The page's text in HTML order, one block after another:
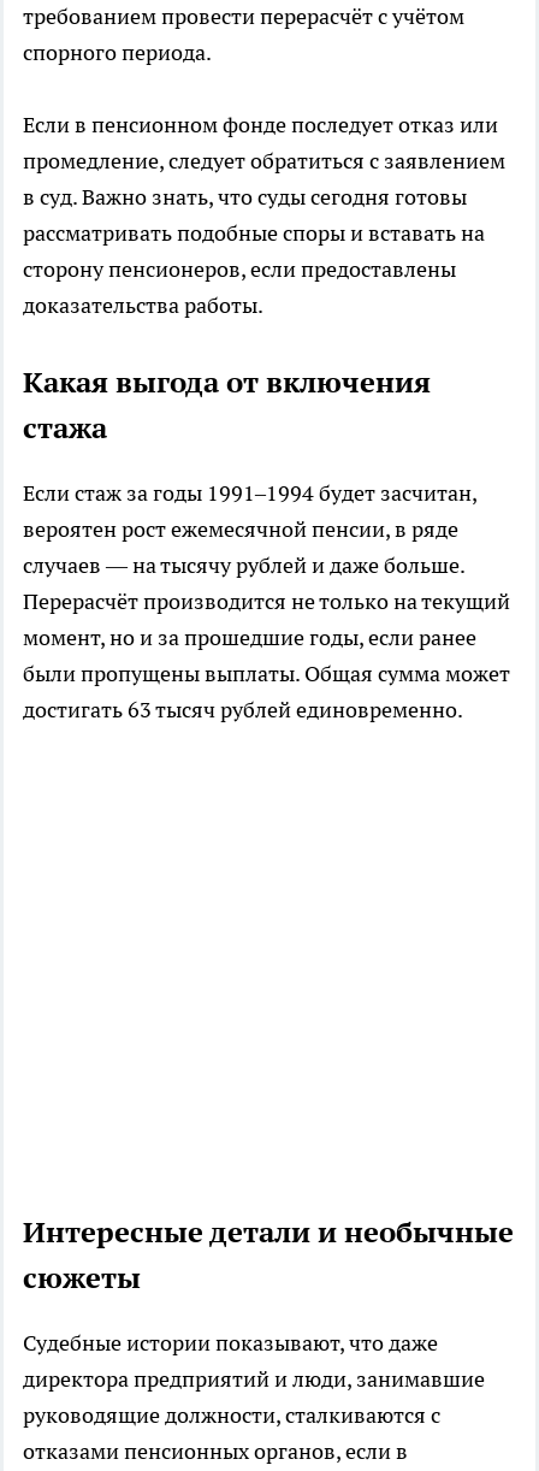
требованием провести перерасчёт с учётом
спорного периода.
Если в пенсионном фонде последует отказ или
промедление, следует обратиться с заявлением
в суд. Важно знать, что суды сегодня готовы
рассматривать подобные споры и вставать на
сторону пенсионеров, если предоставлены
доказательства работы.
Какая выгода от включения
стажа
Если стаж за годы 1991–1994 будет засчитан,
вероятен рост ежемесячной пенсии, в ряде
случаев — на тысячу рублей и даже больше.
Перерасчёт производится не только на текущий
момент, но и за прошедшие годы, если ранее
были пропущены выплаты. Общая сумма может
достигать 63 тысяч рублей единовременно.
Интересные детали и необычные
сюжеты
Судебные истории показывают, что даже
директора предприятий и люди, занимавшие
руководящие должности, сталкиваются с
отказами пенсионных органов, если в